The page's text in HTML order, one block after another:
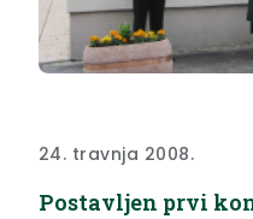
24. travnja 2008.
Postavljen prvi